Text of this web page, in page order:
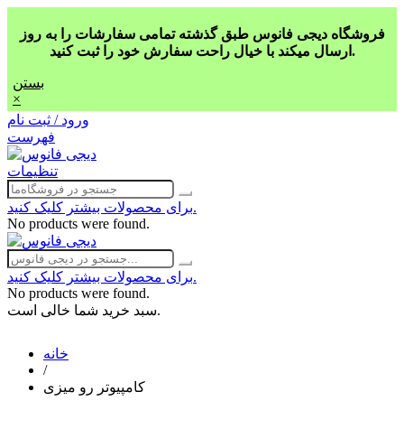
فروشگاه دیجی فانوس طبق گذشته تمامی سفارشات را به روز
ارسال میکند با خیال راحت سفارش خود را ثبت کنید.
بستن
×
ورود / ثبت نام
فهرست
تنظیمات
برای محصولات بیشتر کلیک کنید.
No products were found.
برای محصولات بیشتر کلیک کنید.
No products were found.
سبد خرید شما خالی است.
خانه
/
کامپیوتر رو میزی